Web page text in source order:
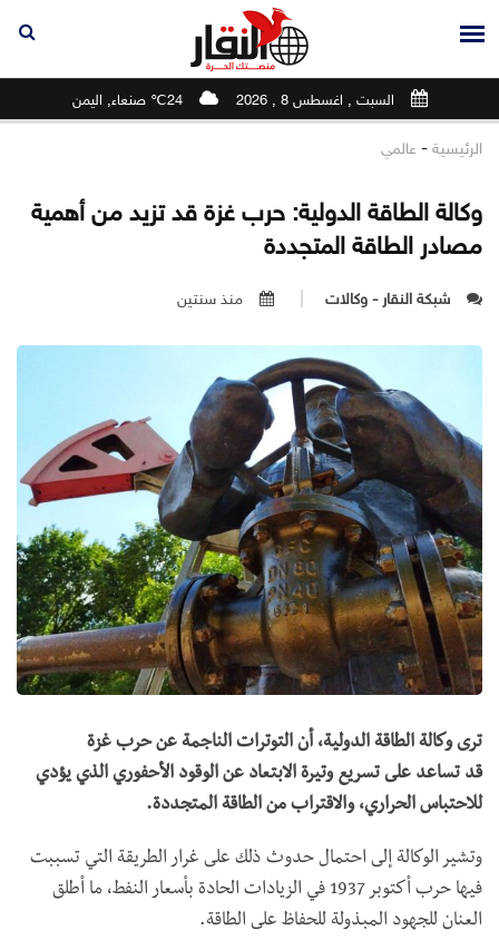
السبت , اغسطس 8 , 2026 24℃ صنعاء, اليمن
الرئيسية - عالمي
وكالة الطاقة الدولية: حرب غزة قد تزيد من أهمية
مصادر الطاقة المتجددة
شبكة النقار - وكالات منذ سنتين
ترى وكالة الطاقة الدولية، أن التوترات الناجمة عن حرب غزة
قد تساعد على تسريع وتيرة الابتعاد عن الوقود الأحفوري الذي يؤدي
للاحتباس الحراري، والاقتراب من الطاقة المتجددة.
وتشير الوكالة إلى احتمال حدوث ذلك على غرار الطريقة التي تسببت
فيها حرب أكتوبر 1937 في الزيادات الحادة بأسعار النفط، ما أطلق
العنان للجهود المبذولة للحفاظ على الطاقة.